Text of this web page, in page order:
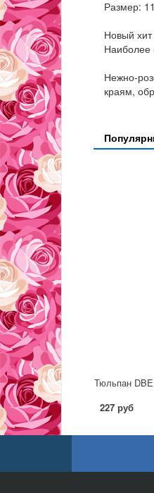
Размер:
Новый
Наиболее
Нежно-
краям,
Тюльпан
227 руб